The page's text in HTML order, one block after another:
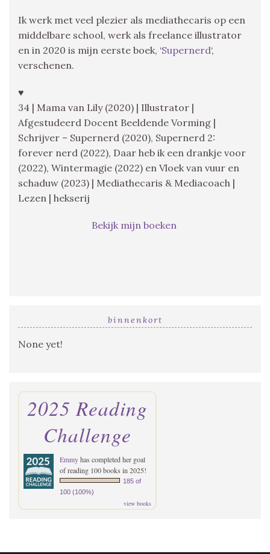
Ik werk met veel plezier als mediathecaris op een
middelbare school, werk als freelance illustrator
en in 2020 is mijn eerste boek, ‘Supernerd‘,
verschenen.
♥
34 | Mama van Lily (2020) | Illustrator |
Afgestudeerd Docent Beeldende Vorming |
Schrijver – Supernerd (2020), Supernerd 2:
forever nerd (2022), Daar heb ik een drankje voor
(2022), Wintermagie (2022) en Vloek van vuur en
schaduw (2023) | Mediathecaris & Mediacoach |
Lezen | hekserij
Bekijk mijn boeken
binnenkort
None yet!
2025 Reading
Challenge
Emmyhas completed her goal
of reading 100 books in 2025!
185 of
100 (100%)
view books